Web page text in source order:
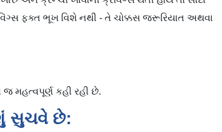
ફક્ત ભૂખ વિશે નથી - તે ચોક્કસ જરૂરિયાત અથવા
જ મહત્વપૂર્ણ કહી રહી છે.
સુચવે છે: